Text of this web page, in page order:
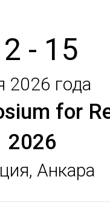
- 15
2026 года
for
2026
Анкара